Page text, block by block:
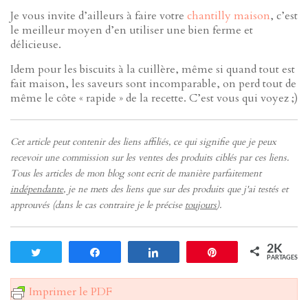
Je vous invite d’ailleurs à faire votre chantilly maison, c’est
le meilleur moyen d’en utiliser une bien ferme et
délicieuse.
Idem pour les biscuits à la cuillère, même si quand tout est
fait maison, les saveurs sont incomparable, on perd tout de
même le côte « rapide » de la recette. C’est vous qui voyez ;)
Cet article peut contenir des liens affiliés, ce qui signifie que je peux
recevoir une commission sur les ventes des produits ciblés par ces liens.
Tous les articles de mon blog sont ecrit de manière parfaitement
indépendante, je ne mets des liens que sur des produits que j'ai testés et
approuvés (dans le cas contraire je le précise toujours).
Enregistrer2K
PARTAGES
Imprimer le PDF